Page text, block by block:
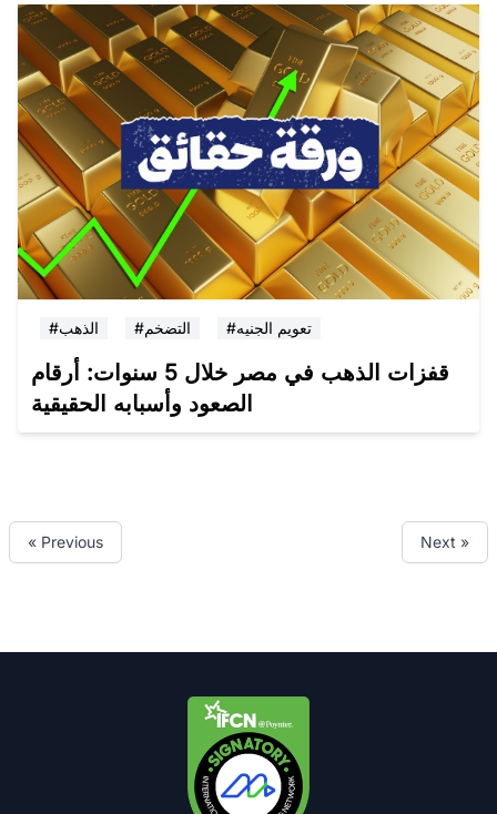
#الذهب #التضخم #تعويم الجنيه
قفزات الذهب في مصر خلال 5 سنوات: أرقام
الصعود وأسبابه الحقيقية
« Previous Next »